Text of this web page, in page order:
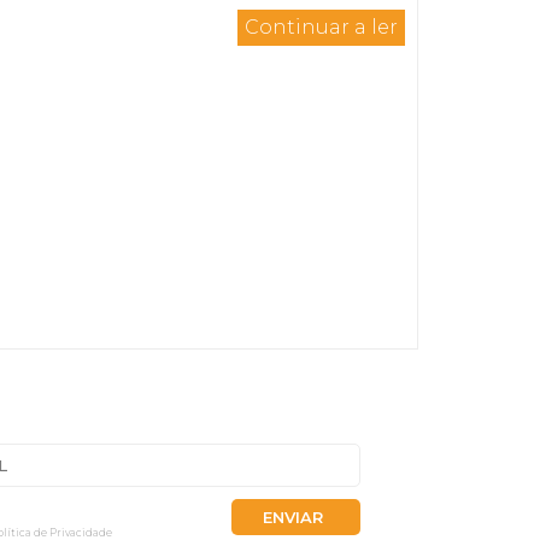
Continuar a ler
de Privacidade